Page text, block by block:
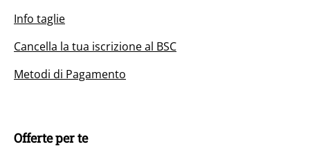
Info taglie
Cancella la tua iscrizione al BSC
Metodi di Pagamento
Offerte per te